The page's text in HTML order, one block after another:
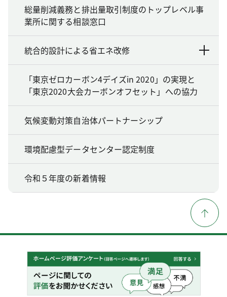
総量削減義務と排出量取引制度のトップレベル事
業所に関する相談窓口
統合的設計による省エネ改修
「東京ゼロカーボン4デイズin 2020」の実現と
「東京2020大会カーボンオフセット」への協力
気候変動対策自治体パートナーシップ
環境配慮型データセンター認定制度
令和５年度の新着情報